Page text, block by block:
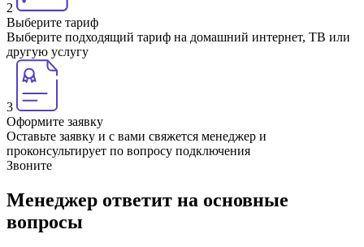
2
Выберите тариф
Выберите подходящий тариф на домашний интернет, ТВ или
другую услугу
3
Оформите заявку
Оставьте заявку и с вами свяжется менеджер и
проконсультирует по вопросу подключения
Звоните
Менеджер ответит на основные
вопросы